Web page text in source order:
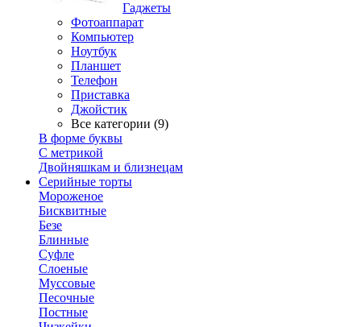
Гаджеты
Фотоаппарат
Компьютер
Ноутбук
Планшет
Телефон
Приставка
Джойстик
Все категории (9)
В форме буквы
С метрикой
Двойняшкам и близнецам
Серийные торты
Мороженое
Бисквитные
Безе
Блинные
Суфле
Слоеные
Муссовые
Песочные
Постные